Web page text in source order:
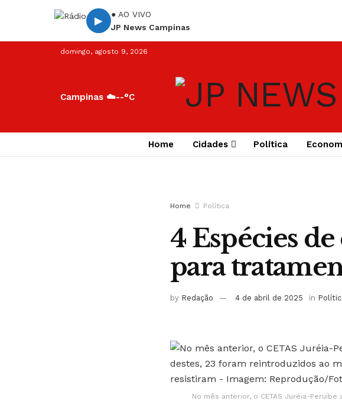
▶
● AO VIVO
JP News Campinas
domingo, agosto 9, 2026
Campinas ☁️--°C
Home Cidades Política
Home Política
4 Espécies de
para
by Redação 4 de abril de 2025 in
No mês anterior, o CETAS Juréia-